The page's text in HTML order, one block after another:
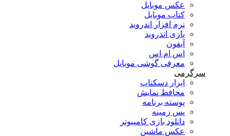
عکس موبایل
کتاب موبایل
نرم افزار اندروید
بازی اندروید
آیفون
اس ام اس
معرفی گوشی موبایل
سرگرمی
ابزار دسکتاپ
محافظ نمایش
پوسته برنامه
پس زمینه
دانلود بازی کامپیوتر
عکس ماشین